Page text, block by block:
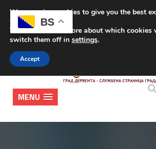
MENU
BS
We are using cookies to give you the best
website.
You can find out more about which cookies
switch them off in settings.
Accept